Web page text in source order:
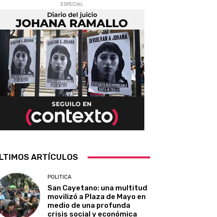
ESPECIAL
ARTÍCULOS
POLITICA
San Cayetano: una multitud
movilizó a Plaza de Mayo en
medio de una profunda
crisis social y económica